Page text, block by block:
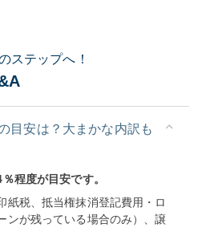
ステップへ！
目安は？大まかな内訳も
程度が目安です。
紙税、抵当権抹消登記費用・ロ
ンが残っている場合のみ）、譲